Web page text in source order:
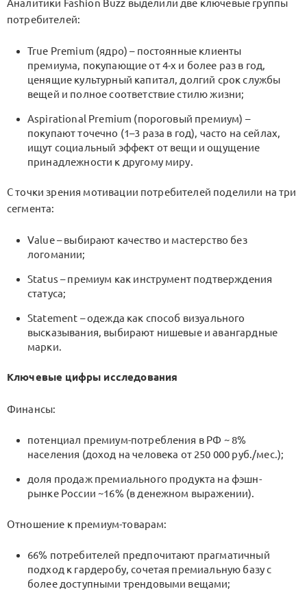
Аналитики Fashion Buzz выделили две ключевые группы
потребителей:
True Premium (ядро) – постоянные клиенты
премиума, покупающие от 4-х и более раз в год,
ценящие культурный капитал, долгий срок службы
вещей и полное соответствие стилю жизни;
Aspirational Premium (пороговый премиум) –
покупают точечно (1–3 раза в год), часто на сейлах,
ищут социальный эффект от вещи и ощущение
принадлежности к другому миру.
С точки зрения мотивации потребителей поделили на три
сегмента:
Value – выбирают качество и мастерство без
логомании;
Status – премиум как инструмент подтверждения
статуса;
Statement – одежда как способ визуального
высказывания, выбирают нишевые и авангардные
марки.
Ключевые цифры исследования
Финансы:
потенциал премиум-потребления в РФ ~ 8%
населения (доход на человека от 250 000 руб./мес.);
доля продаж премиального продукта на фэшн-
рынке России ~16% (в денежном выражении).
Отношение к премиум-товарам:
66% потребителей предпочитают прагматичный
подход к гардеробу, сочетая премиальную базу с
более доступными трендовыми вещами;